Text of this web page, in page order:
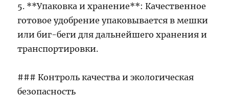
5. **Упаковка и хранение**: Качественное
готовое удобрение упаковывается в мешки
или биг-беги для дальнейшего хранения и
транспортировки.
### Контроль качества и экологическая
безопасность